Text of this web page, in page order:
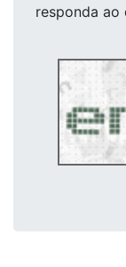
responda ao